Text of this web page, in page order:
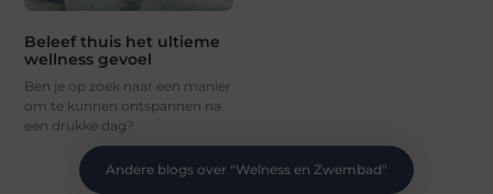
Beleef thuis het ultieme
wellness gevoel
Ben je op zoek naar een manier
om te kunnen ontspannen na
een drukke dag?
Andere blogs over "Welness en Zwembad"